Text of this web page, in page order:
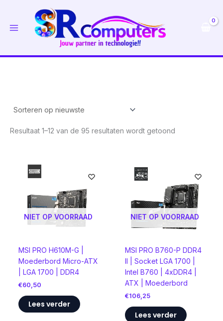
Resultaat 1–12 van de 95 resultaten wordt getoond
NIET OP VOORRAAD
MSI PRO H610M-G |
Moederbord Micro-ATX
| LGA 1700 | DDR4
€60,50
Lees verder
NIET OP VOORRAAD
MSI PRO B760-P DDR4
II | Socket LGA 1700 |
Intel B760 | 4xDDR4 |
ATX | Moederbord
€106,25
Lees verder